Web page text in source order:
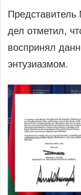
Представитель
дел отметил,
воспринял
энтузиазмом.